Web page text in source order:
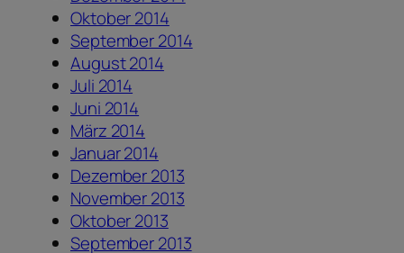
Oktober 2014
September 2014
August 2014
Juli 2014
Juni 2014
März 2014
Januar 2014
Dezember 2013
November 2013
Oktober 2013
September 2013